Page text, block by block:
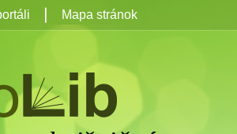
Mapa stránok